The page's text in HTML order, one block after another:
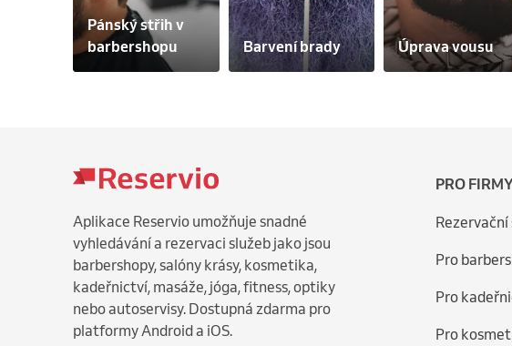
Pánský střih v
barbershopu
Barvení brady Úprava vousu
Aplikace Reservio umožňuje snadné
vyhledávání a rezervaci služeb jako jsou
barbershopy, salóny krásy, kosmetika,
kadeřnictví, masáže, jóga, fitness, optiky
nebo autoservisy. Dostupná zdarma pro
platformy Android a iOS.
PRO
Pro
Pro
Pro